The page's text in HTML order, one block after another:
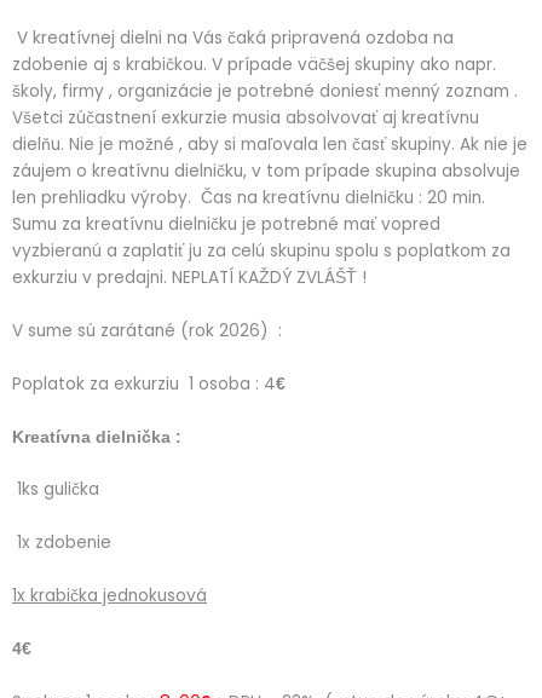
V kreatívnej dielni na Vás čaká pripravená ozdoba na
zdobenie aj s krabičkou. V prípade väčšej skupiny ako napr.
školy, firmy , organizácie je potrebné doniesť menný zoznam .
Všetci zúčastnení exkurzie musia absolvovať aj kreatívnu
dielňu. Nie je možné , aby si maľovala len časť skupiny. Ak nie je
záujem o kreatívnu dielničku, v tom prípade skupina absolvuje
len prehliadku výroby. Čas na kreatívnu dielničku : 20 min.
Sumu za kreatívnu dielničku je potrebné mať vopred
vyzbieranú a zaplatiť ju za celú skupinu spolu s poplatkom za
exkurziu v predajni. NEPLATÍ KAŽDÝ ZVLÁŠŤ !
V sume sú zarátané (rok 2026) :
Poplatok za exkurziu 1 osoba : 4€
Kreatívna dielnička :
1ks gulička
1x zdobenie
1x krabička jednokusová
4€